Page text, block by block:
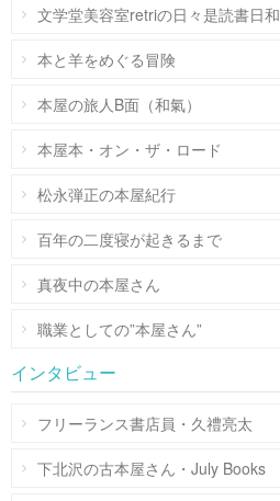
文学堂美容室retriの日々是読書日和
本と羊をめぐる冒険
本屋の旅人B面（和氣）
本屋本・オン・ザ・ロード
松永弾正の本屋紀行
百年の二度寝が起きるまで
真夜中の本屋さん
職業としての”本屋さん”
インタビュー
フリーランス書店員・久禮亮太
下北沢の古本屋さん・July Books